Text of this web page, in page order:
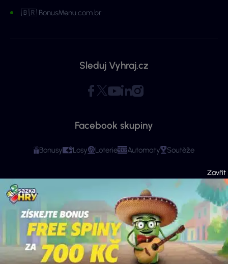
🇧🇷 BonusMenu.com.br
Sleduj Vyhraj.cz
Facebook skupiny
Bonusy Losy Loterie Automaty Soutěže
Copyright © 2026 - Všechna práva vyhrazena. Vyhraj.cz | Ministerstvo financí
varuje: Účastí na hazardní hře může vzniknout závislost! Stránky mají čistě
informační charakter. Veškeré informace se týkají osob starších 18 let.
Provozovatelem webu je ExeMedia s.r.o. se sídlem Kurzova 2222/16, Stodůlky,
155 00 Praha 5 (IČO: 13992228, DIČ: CZ13992228) · Kontakt:info@vyhraj.cz